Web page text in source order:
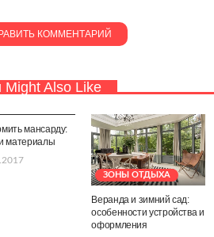
Might Also Like
мансарду:
материалы
ЗОНЫ ОТДЫХА
Веранда и зимний сад:
особенности устройства и
оформления